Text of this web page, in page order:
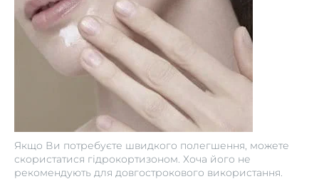
Якщо Ви потребуєте швидкого полегшення, можете
скористатися гідрокортизоном. Хоча його не
рекомендують для довгострокового використання.